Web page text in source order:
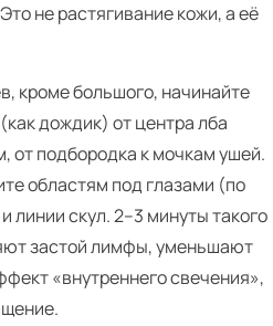
не растягивание кожи, а её
кроме большого, начинайте
дождик) от центра лба
от подбородка к мочкам ушей.
областям под глазами (по
линии скул. 2–3 минуты такого
застой лимфы, уменьшают
«внутреннего свечения»,